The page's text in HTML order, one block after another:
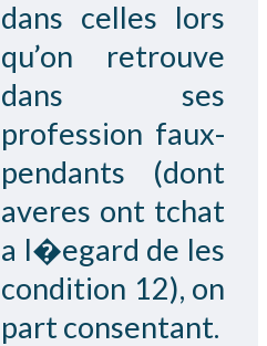
dans celles lors
qu’on retrouve
dans ses
profession faux-
pendants (dont
averes ont tchat
a l�egard de les
condition 12), on
part consentant.